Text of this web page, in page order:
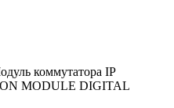
коммутатора IP
MODULE DIGITAL